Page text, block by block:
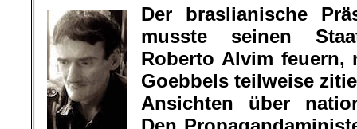
Der braslianische
musste seinen
Roberto Alvim feuern,
Goebbels teilweise
Ansichten über